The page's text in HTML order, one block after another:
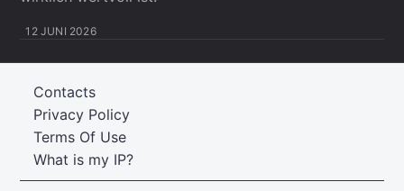
12 JUNI 2026
What is my IP?
Terms Of Use
Privacy Policy
Contacts